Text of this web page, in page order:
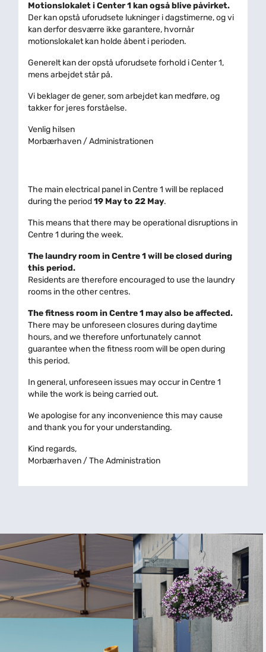
Motionslokalet i Center 1 kan også blive påvirket.
Der kan opstå uforudsete lukninger i dagstimerne, og vi
kan derfor desværre ikke garantere, hvornår
motionslokalet kan holde åbent i perioden.
Generelt kan der opstå uforudsete forhold i Center 1,
mens arbejdet står på.
Vi beklager de gener, som arbejdet kan medføre, og
takker for jeres forståelse.
Venlig hilsen
Morbærhaven / Administrationen
The main electrical panel in Centre 1 will be replaced
during the period19 May to 22 May.
This means that there may be operational disruptions in
Centre 1 during the week.
The laundry room in Centre 1 will be closed during
this period.
Residents are therefore encouraged to use the laundry
rooms in the other centres.
The fitness room in Centre 1 may also be affected.
There may be unforeseen closures during daytime
hours, and we therefore unfortunately cannot
guarantee when the fitness room will be open during
this period.
In general, unforeseen issues may occur in Centre 1
while the work is being carried out.
We apologise for any inconvenience this may cause
and thank you for your understanding.
Kind regards,
Morbærhaven / The Administration